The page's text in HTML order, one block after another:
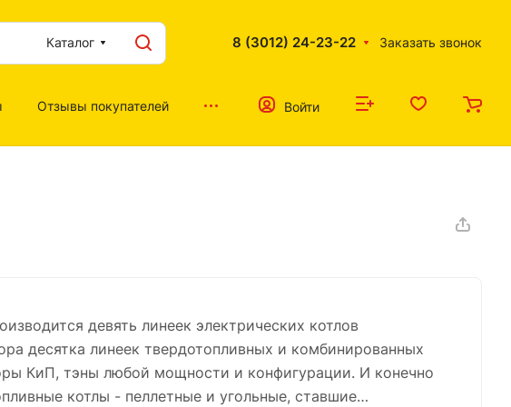
Каталог 8 (3012) 24-23-22 Заказать звонок
Отзывы покупателей Войти
девять линеек электрических котлов
десятка линеек твердотопливных и комбинированных
КиП, тэны любой мощности и конфигурации. И конечно
котлы - пеллетные и угольные, ставшие